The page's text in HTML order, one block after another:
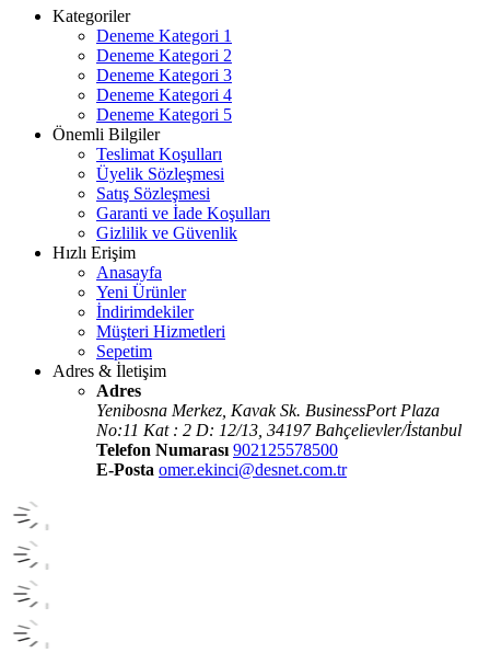
Kategoriler
Deneme Kategori 1
Deneme Kategori 2
Deneme Kategori 3
Deneme Kategori 4
Deneme Kategori 5
Önemli Bilgiler
Teslimat Koşulları
Üyelik Sözleşmesi
Satış Sözleşmesi
Garanti ve İade Koşulları
Gizlilik ve Güvenlik
Hızlı Erişim
Anasayfa
Yeni Ürünler
İndirimdekiler
Müşteri Hizmetleri
Sepetim
Adres & İletişim
Adres
Yenibosna Merkez, Kavak Sk. BusinessPort Plaza
No:11 Kat : 2 D: 12/13, 34197 Bahçelievler/İstanbul
Telefon Numarası 902125578500
E-Posta omer.ekinci@desnet.com.tr